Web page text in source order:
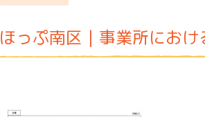
ほっぷ南区｜事業所にお